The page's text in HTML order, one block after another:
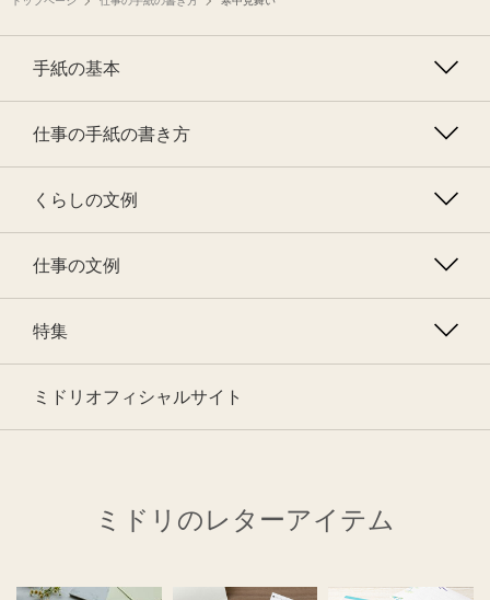
手紙の基本
仕事の手紙の書き方
くらしの文例
仕事の文例
特集
ミドリオフィシャルサイト
ミドリのレターアイテム